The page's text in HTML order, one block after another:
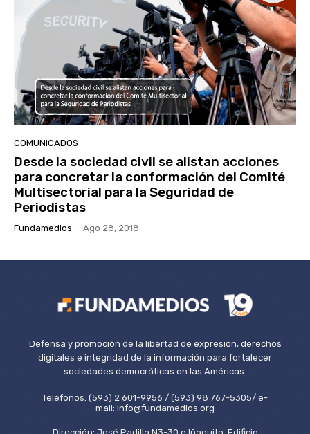
COMUNICADOS
Desde la sociedad civil se alistan acciones
para concretar la conformación del Comité
Multisectorial para la Seguridad de
Periodistas
Fundamedios - Ago 28, 2018
Defensa y promoción de la libertad de expresión, derechos
digitales e integridad de la información para fortalecer
sociedades democráticas en las Américas.
Teléfonos: (593) 2 601-9956 / (593) 98 767-5305/ e-
mail: info@fundamedios.org